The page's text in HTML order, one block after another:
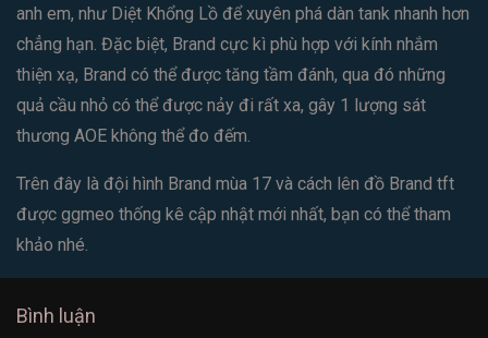
anh em, như Diệt Khổng Lồ để xuyên phá dàn tank nhanh hơn
chẳng hạn. Đặc biệt, Brand cực kì phù hợp với kính nhắm
thiện xạ, Brand có thể được tăng tầm đánh, qua đó những
quả cầu nhỏ có thể được nảy đi rất xa, gây 1 lượng sát
thương AOE không thể đo đếm.
Trên đây là đội hình Brand mùa 17 và cách lên đồ Brand tft
được ggmeo thống kê cập nhật mới nhất, bạn có thể tham
khảo nhé.
Bình luận